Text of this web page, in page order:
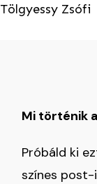
Tölgyessy Zsófi
Mi történik
Próbáld ki
színes post-